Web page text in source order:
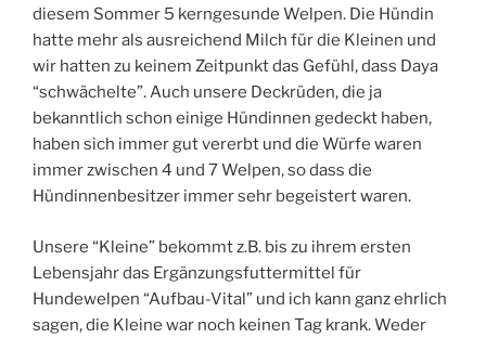
diesem Sommer 5 kerngesunde Welpen. Die Hündin
hatte mehr als ausreichend Milch für die Kleinen und
wir hatten zu keinem Zeitpunkt das Gefühl, dass Daya
“schwächelte”. Auch unsere Deckrüden, die ja
bekanntlich schon einige Hündinnen gedeckt haben,
haben sich immer gut vererbt und die Würfe waren
immer zwischen 4 und 7 Welpen, so dass die
Hündinnenbesitzer immer sehr begeistert waren.
Unsere “Kleine” bekommt z.B. bis zu ihrem ersten
Lebensjahr das Ergänzungsfuttermittel für
Hundewelpen “Aufbau-Vital” und ich kann ganz ehrlich
sagen, die Kleine war noch keinen Tag krank. Weder